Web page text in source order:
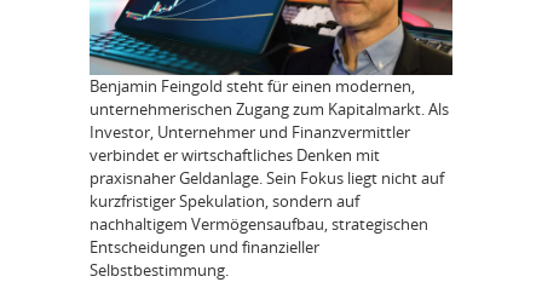
Benjamin Feingold steht für einen modernen,
unternehmerischen Zugang zum Kapitalmarkt. Als
Investor, Unternehmer und Finanzvermittler
verbindet er wirtschaftliches Denken mit
praxisnaher Geldanlage. Sein Fokus liegt nicht auf
kurzfristiger Spekulation, sondern auf
nachhaltigem Vermögensaufbau, strategischen
Entscheidungen und finanzieller
Selbstbestimmung.